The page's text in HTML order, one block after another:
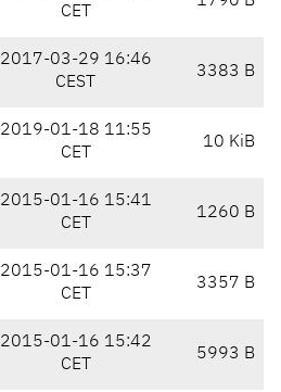
CET
2017-03-29 16:46
CEST
3383 B
2019-01-18 11:55
CET
10 KiB
2015-01-16 15:41
CET
1260 B
2015-01-16 15:37
CET
3357 B
2015-01-16 15:42
CET
5993 B